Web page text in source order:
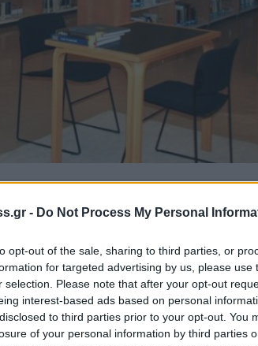
- Do Not Process My Personal
opt-out of the sale, sharing to third parties, or
for targeted advertising by us, please use
selection. Please note that after your opt-out
interest-based ads based on personal
to third parties prior to your opt-out. You
of your personal information by third parties
όταν αναζητάς ειδήσεις στη Google
αποτελέσματα της Google
εργασιών